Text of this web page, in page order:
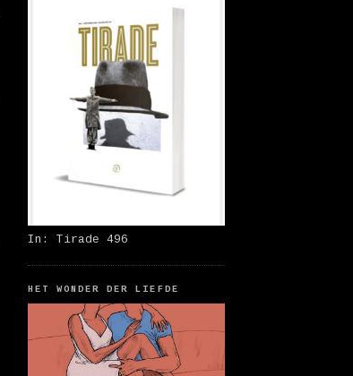
In: Tirade 496
HET WONDER DER LIEFDE